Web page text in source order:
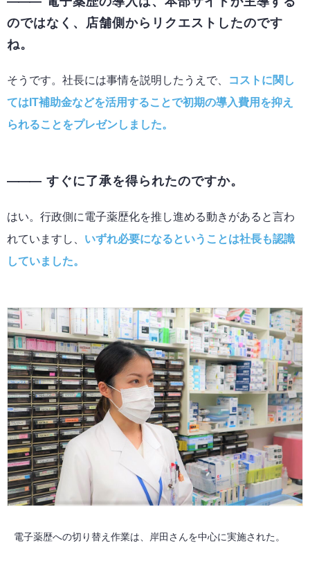
のではなく、店舗側からリクエストしたのです
ね。
そうです。社長には事情を説明したうえで、
コストに関し
てはIT補助金などを活用することで初期の導入費用を抑え
られることをプレゼンしました。
すぐに了承を得られたのですか。
はい。行政側に電子薬歴化を推し進める動きがあると言わ
れていますし、 いずれ必要になるということは社長も認識
していました。
電子薬歴への切り替え作業は、岸田さんを中心に実施された。